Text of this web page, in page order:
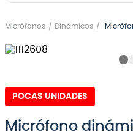
Micrófonos Dinámicos
POCAS UNIDADES
Micrófono
2.
bajo
4.
pioneerdj
5
amplificador